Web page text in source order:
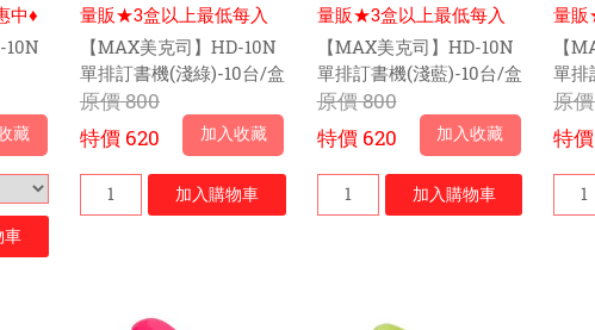
中♦
10N
藏
車
量販★3盒以上最低每入
$59元
【MAX美克司】HD-10N
單排訂書機(淺綠)-10台/盒
原價800
特價620 加入收藏
加入購物車
量販★3盒以上最低每入
$59元
【MAX美克司】HD-10N
單排訂書機(淺藍)-10台/盒
原價800
特價620 加入收藏
加入購物車
量販
$59元
【
單排
原價
特價